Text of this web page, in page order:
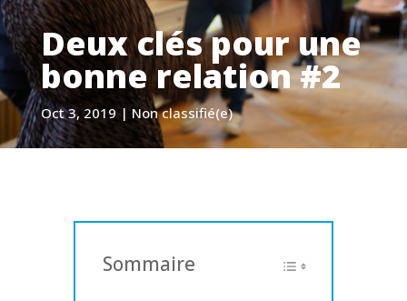
Deux clés pour une
bonne relation #2
Oct 3, 2019|Non classifié(e)
Sommaire